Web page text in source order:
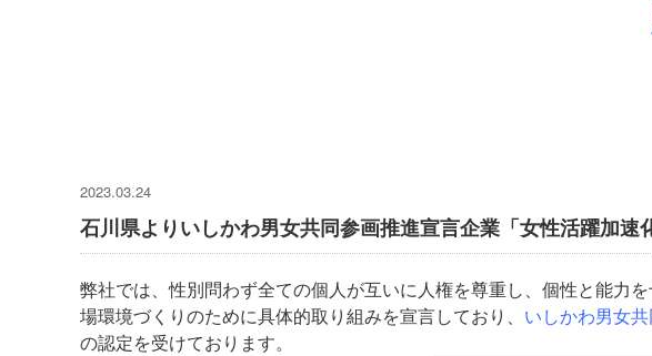
2023.03.24
石川県よりいしかわ男女共同参画推進宣言企業「女性活躍加速
弊社では、性別問わず全ての個人が互いに人権を尊重し、個性と能力
場環境づくりのために具体的取り組みを宣言しており、 いしかわ男女
の認定を受けております。